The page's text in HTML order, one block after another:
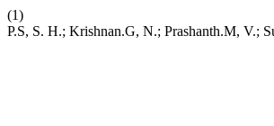
(1)
P.S, S. H.; Krishnan.G, N.; Prashanth.M,